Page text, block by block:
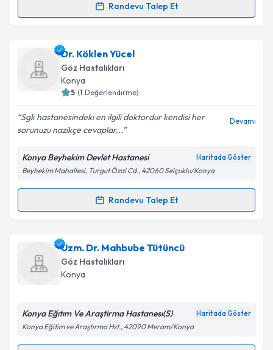
Kişisel verilerimin işlenmesine ilişkin
Metni'ni okudum ve kişisel verilerimin belirtilen
Takvim Talebini Gönder
Randevu Talep Et
Randevu Takvimi Talebi
Op. Dr. Hidayet Durmaz
oluşturun. Size bu uzmandan randevu almanız için bir
takvim hazırlandığında e-posta ile bilgilendireceğiz.
Kişisel verilerimin işlenmesine ilişkin
Aydınlatma
Metni'ni okudum ve kişisel verilerimin belirtilen
kapsamda işlenmesini kabul ediyorum.
Dr. Köklen Yücel
Göz Hastalıkları
Konya
5 (1 Değerlendirme)
Sgk hastanesindeki en ilgili doktordur kendisi her
sorunuzu nazikçe cevaplar...
Devamı
Konya Beyhekim Devlet Hastanesi Haritada Göster
Beyhekim Mahallesi, Turgut Özal Cd., 42060 Selçuklu/Konya
Randevu Talep Et
Randevu Takvimi Talebi
Dr. Köklen Yüceliçin randevu takvimi talebi
oluşturun. Size bu uzmandan randevu almanız için bir
takvim hazırlandığında e-posta ile bilgilendireceğiz.
Uzm. Dr. Mahbube Tütüncü
Göz Hastalıkları
Konya
Konya Eğıtım Ve Araştirma Hastanesı(S) Haritada Göster
Konya Eğitim ve Araştırma Hst., 42090 Meram/Konya